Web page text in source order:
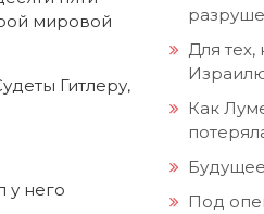
мировой
Гитлеру,
у него
Для
Как
Под